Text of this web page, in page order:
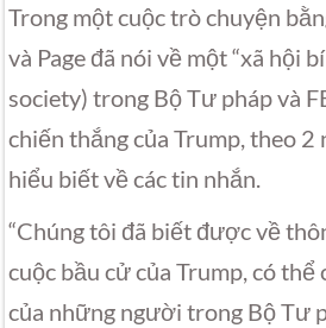
Trong một cuộc trò chuyện
và Page đã nói về một “xã hội
society) trong Bộ Tư pháp và
chiến thắng của Trump, theo 2
hiểu biết về các tin nhắn.
“Chúng tôi đã biết được về
cuộc bầu cử của Trump, có
của những người trong Bộ Tư